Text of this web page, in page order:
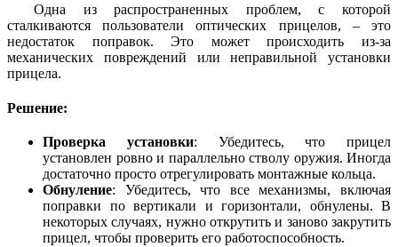
Одна из распространенных проблем, с которой
сталкиваются пользователи оптических прицелов, – это
недостаток поправок. Это может происходить из-за
механических повреждений или неправильной установки
прицела.
Решение:
Проверка установки: Убедитесь, что прицел
установлен ровно и параллельно стволу оружия. Иногда
достаточно просто отрегулировать монтажные кольца.
Обнуление: Убедитесь, что все механизмы, включая
поправки по вертикали и горизонтали, обнулены. В
некоторых случаях, нужно открутить и заново закрутить
прицел, чтобы проверить его работоспособность.